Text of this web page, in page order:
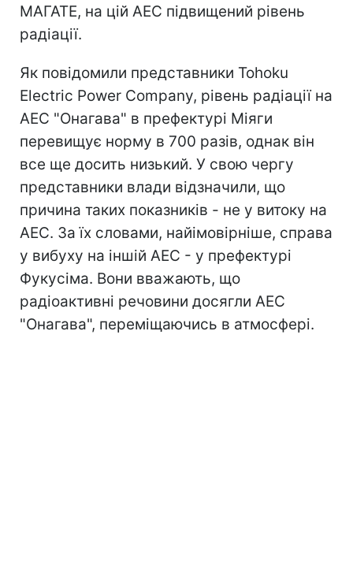
МАГАТЕ, на цій АЕС підвищений рівень
радіації.
Як повідомили представники Tohoku
Electric Power Company, рівень радіації на
АЕС "Онагава" в префектурі Міяги
перевищує норму в 700 разів, однак він
все ще досить низький. У свою чергу
представники влади відзначили, що
причина таких показників - не у витоку на
АЕС. За їх словами, найімовірніше, справа
у вибуху на іншій АЕС - у префектурі
Фукусіма. Вони вважають, що
радіоактивні речовини досягли АЕС
"Онагава", переміщаючись в атмосфері.